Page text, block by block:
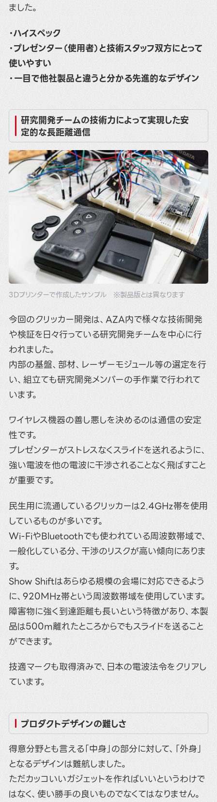
ました。
・ハイスペック
・プレゼンター（使用者）と技術スタッフ双方にとって
使いやすい
・一目で他社製品と違うと分かる先進的なデザイン
研究開発チームの技術力によって実現した安
定的な長距離通信
3Dプリンターで作成したサンプル ※製品版とは異なります
今回のクリッカー開発は、AZA内で様々な技術開発
や検証を日々行っている研究開発チームを中心に行
われました。
内部の基盤、部材、レーザーモジュール等の選定を行
い、組立ても研究開発メンバーの手作業で行われて
います。
ワイヤレス機器の善し悪しを決めるのは通信の安定
性です。
プレゼンターがストレスなくスライドを送れるように、
強い電波を他の電波に干渉されることなく飛ばすこと
が重要です。
民生用に流通しているクリッカーは2.4GHz帯を使用
しているものが多いです。
Wi-FiやBluetoothでも使われている周波数帯域で、
一般化している分、干渉のリスクが高い傾向にありま
す。
Show Shiftはあらゆる規模の会場に対応できるよう
に、920MHz帯という周波数帯域を使用しています。
障害物に強く到達距離も長いという特徴があり、本製
品は500m離れたところからでもスライドを送ること
ができます。
技適マークも取得済みで、日本の電波法令をクリアし
ています。
プロダクトデザインの難しさ
得意分野とも言える「中身」の部分に対して、「外身」
となるデザインは難航しました。
ただカッコいいガジェットを作ればいいというわけで
はなく、使い勝手の良いものでなくてはなりません。